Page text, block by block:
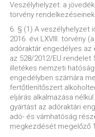
Veszélyhelyzet: a
törvény
6. § (1) A veszélyhelyzet
2016. évi LXVIII. törvény
adóraktár engedélyes
az 528/2012/EU rendelet
illetékes nemzeti
engedélyben számára
fertőtlenítőszert
eljárás alkalmazása
gyártást az adóraktári
adó- és vámhatóság
megkezdését megelőző